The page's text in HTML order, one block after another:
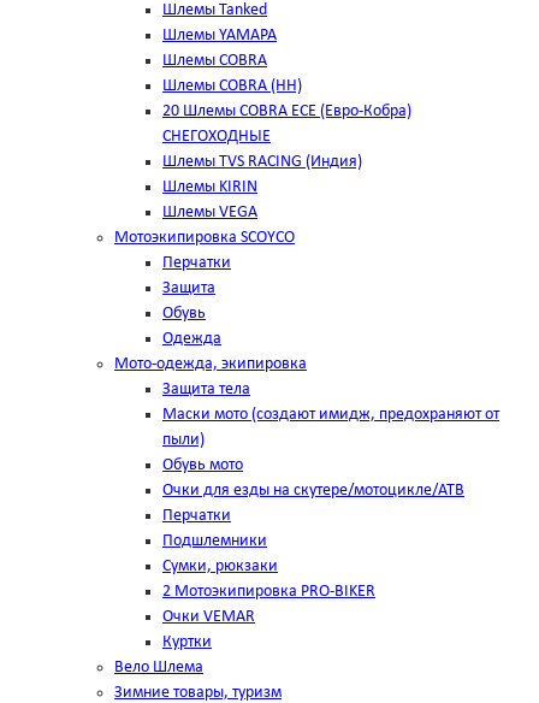
Шлемы Tanked
Шлемы YAMAPA
Шлемы COBRA
Шлемы COBRA (HH)
20 Шлемы COBRA ECE (Евро-Кобра)
СНЕГОХОДНЫЕ
Шлемы TVS RACING (Индия)
Шлемы KIRIN
Шлемы VEGA
Мотоэкипировка SCOYCO
Перчатки
Защита
Обувь
Одежда
Мото-одежда, экипировка
Защита тела
Маски мото (создают имидж, предохраняют от
пыли)
Обувь мото
Очки для езды на скутере/мотоцикле/АТВ
Перчатки
Подшлемники
Сумки, рюкзаки
2 Мотоэкипировка PRO-BIKER
Очки VEMAR
Куртки
Вело Шлема
Зимние товары, туризм